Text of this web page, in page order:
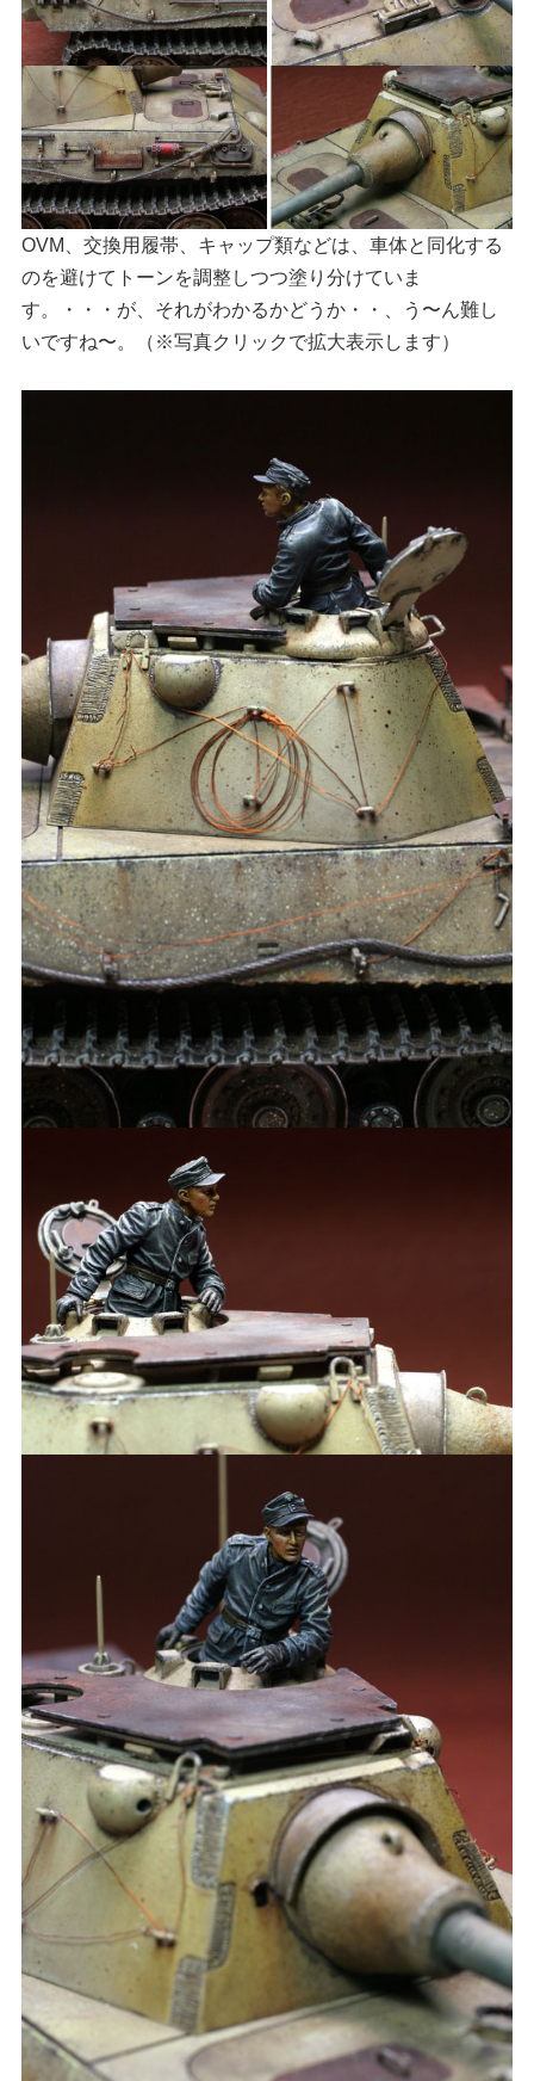
OVM、交換用履帯、キャップ類などは、車体と同化する
のを避けてトーンを調整しつつ塗り分けていま
す。・・・が、それがわかるかどうか・・、う〜ん難し
いですね〜。（※写真クリックで拡大表示します）